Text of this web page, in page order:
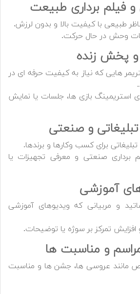
فیلم برداری طبیعت
طبیعی با کیفیت بالا و بدون لرزش.
وحش در حال حرکت.
و پخش زنده
هایی که نیاز به کیفیت حرفه ای در
استریمینگ بازی ها، جلسات یا نمایش
تبلیغاتی و صنعتی
برای کسب وکارها و برندها.
برداری صنعتی و معرفی تجهیزات یا
آموزشی
و مربیانی که ویدیوهای آموزشی
تمرکز بر سوژه یا توضیحات.
و مناسبت ها
مانند عروسی ها، جشن ها و مناسبت